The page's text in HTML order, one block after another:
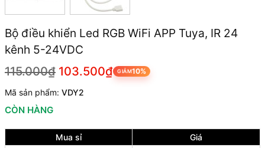
Bộ điều khiển Led RGB WiFi APP Tuya, IR 24
kênh 5-24VDC
115.000₫ 103.500₫ GIẢM10%
Mã sản phẩm: VDY2
CÒN HÀNG
Mua sỉ
Giá